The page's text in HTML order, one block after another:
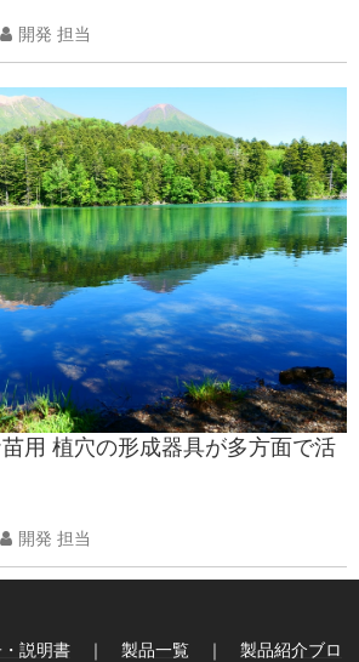
開発 担当
苗用 植穴の形成器具が多方面で活
開発 担当
説明書 ｜ 製品一覧 ｜ 製品紹介ブロ